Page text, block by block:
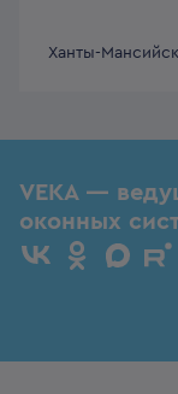
Ханты-
VEKA —
оконных